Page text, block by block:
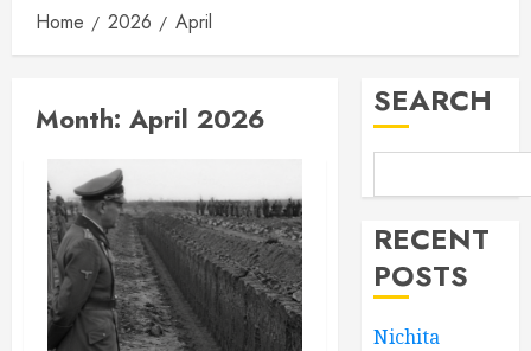
Home 2026 April
Month: April 2026 SEARCH
RECENT
POSTS
Nichita